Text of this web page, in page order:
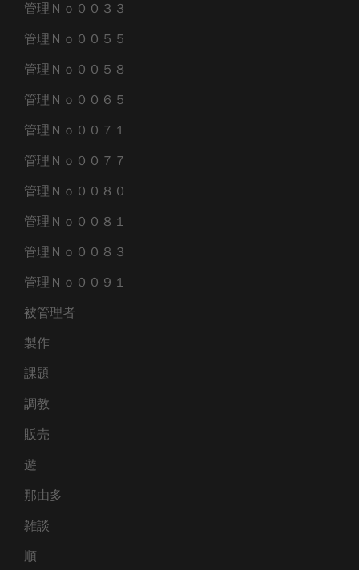
管理Ｎｏ００３３
管理Ｎｏ００５５
管理Ｎｏ００５８
管理Ｎｏ００６５
管理Ｎｏ００７１
管理Ｎｏ００７７
管理Ｎｏ００８０
管理Ｎｏ００８１
管理Ｎｏ００８３
管理Ｎｏ００９１
被管理者
製作
課題
調教
販売
遊
那由多
雑談
順